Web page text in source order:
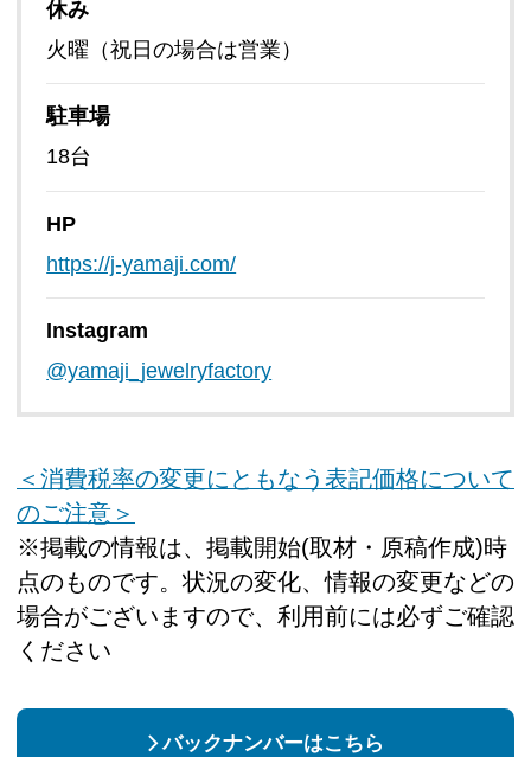
休み
火曜（祝日の場合は営業）
駐車場
18台
HP
https://j-yamaji.com/
Instagram
@yamaji_jewelryfactory
＜消費税率の変更にともなう表記価格について
のご注意＞
※掲載の情報は、掲載開始(取材・原稿作成)時
点のものです。状況の変化、情報の変更などの
場合がございますので、利用前には必ずご確認
ください
バックナンバーはこちら